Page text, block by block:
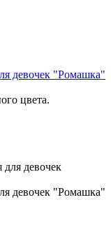
девочек "Ромашка"
цвета.
девочек "Ромашка"